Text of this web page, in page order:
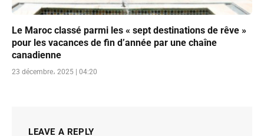
Le Maroc classé parmi les « sept destinations de rêve »
pour les vacances de fin d’année par une chaîne
canadienne
23 décembre، 2025 | 04:20
LEAVE A REPLY